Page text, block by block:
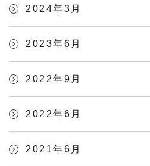
2024年3月
2023年6月
2022年9月
2022年6月
2021年6月